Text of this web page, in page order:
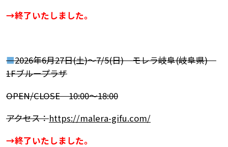
→終了いたしました。
■2026年6月27日(土)～7/5(日) モレラ岐阜(岐阜県)
1Fブループラザ
OPEN/CLOSE 10:00～18:00
アクセス：https://malera-gifu.com/
→終了いたしました。